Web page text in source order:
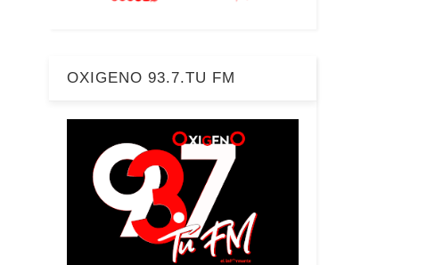
OXIGENO 93.7.TU FM